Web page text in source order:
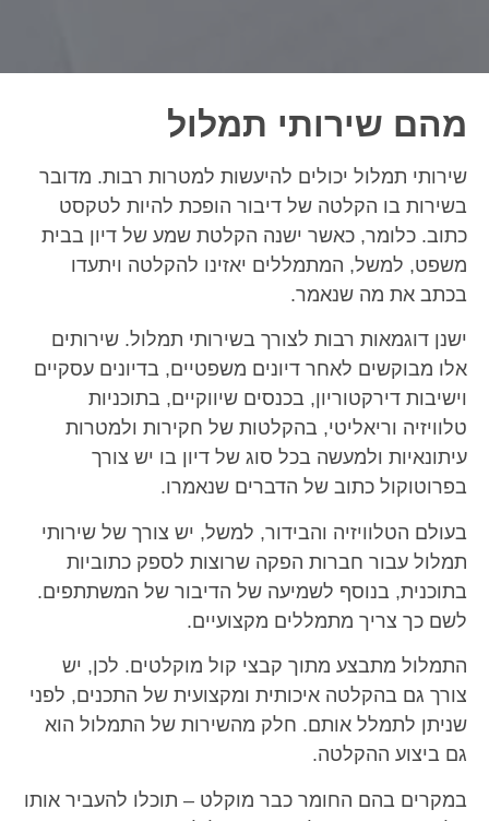
מהם שירותי תמלול
שירותי תמלול יכולים להיעשות למטרות רבות. מדובר
בשירות בו הקלטה של דיבור הופכת להיות לטקסט
כתוב. כלומר, כאשר ישנה הקלטת שמע של דיון בבית
משפט, למשל, המתמללים יאזינו להקלטה ויתעדו
בכתב את מה שנאמר.
ישנן דוגמאות רבות לצורך בשירותי תמלול. שירותים
אלו מבוקשים לאחר דיונים משפטיים, בדיונים עסקיים
וישיבות דירקטוריון, בכנסים שיווקיים, בתוכניות
טלוויזיה וריאליטי, בהקלטות של חקירות ולמטרות
עיתונאיות ולמעשה בכל סוג של דיון בו יש צורך
בפרוטוקול כתוב של הדברים שנאמרו.
בעולם הטלוויזיה והבידור, למשל, יש צורך של שירותי
תמלול עבור חברות הפקה שרוצות לספק כתוביות
בתוכנית, בנוסף לשמיעה של הדיבור של המשתתפים.
לשם כך צריך מתמללים מקצועיים.
התמלול מתבצע מתוך קבצי קול מוקלטים. לכן, יש
צורך גם בהקלטה איכותית ומקצועית של התכנים, לפני
שניתן לתמלל אותם. חלק מהשירות של התמלול הוא
גם ביצוע ההקלטה.
במקרים בהם החומר כבר מוקלט – תוכלו להעביר אותו